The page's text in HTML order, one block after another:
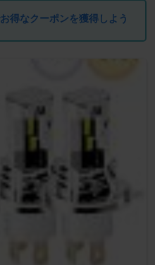
得なクーポンを獲得しよう